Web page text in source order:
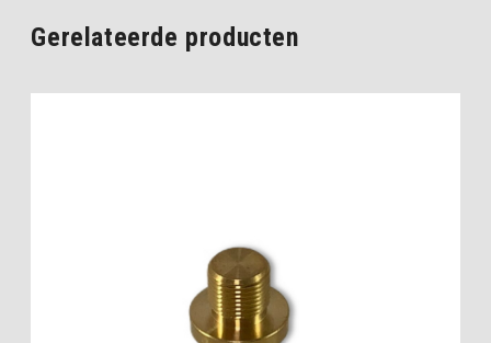
Gerelateerde producten